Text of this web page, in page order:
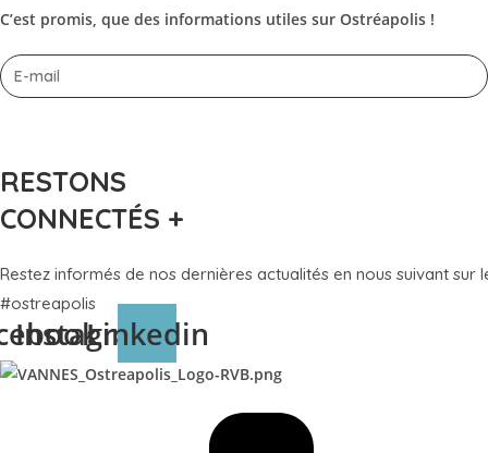
C’est promis, que des informations utiles sur Ostréapolis !
RESTONS
CONNECTÉS +
Restez informés de nos dernières actualités en nous suivant sur
#ostreapolis
Instagram
Linkedin